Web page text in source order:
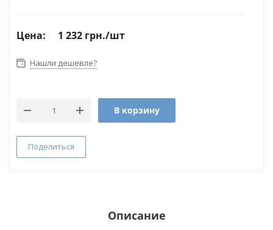
Цена: 1 232 грн./шт
Нашли дешевле?
В корзину
Поделиться
Описание